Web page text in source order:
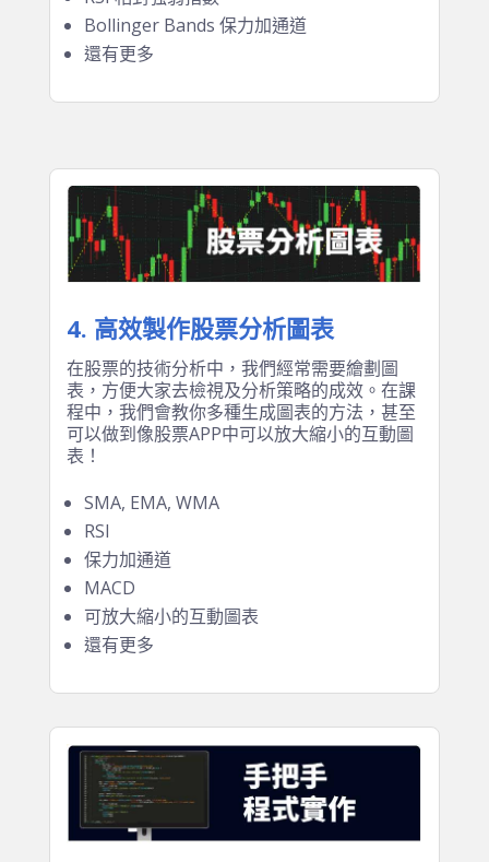
SMA, EMA, WMA 移動平均
MACD
4. 高效製作股票分析圖表
在股票的技術分析中，我們經常需要繪劃圖
程中，我們會教你多種生成圖表的方法，甚至
可以做到像股票APP中可以放大縮小的互動圖
表！
SMA, EMA, WMA
RSI
保力加通道